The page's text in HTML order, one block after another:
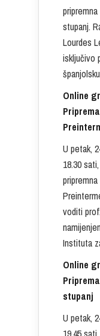
stupanj.
Lourdes
isključivo
Online
U petak,
18.30
voditi
Instituta
Online
stupanj
U petak,